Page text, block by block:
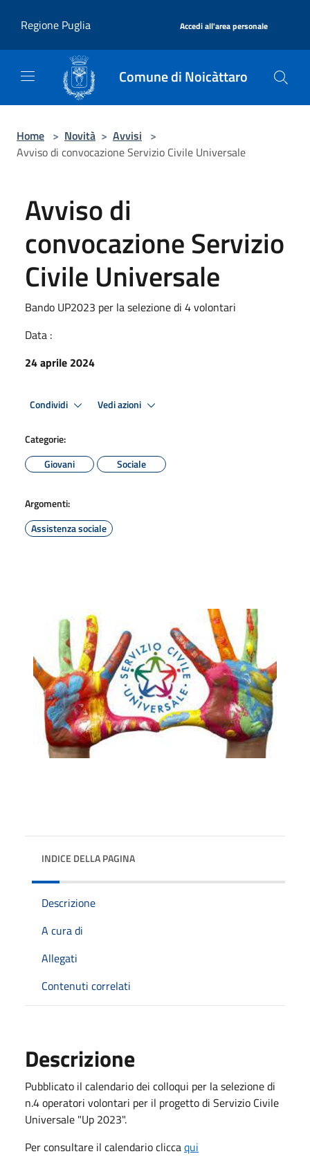
Regione Puglia
Accedi all'area personale
Comune di Noicàttaro
Home > Novità > Avvisi >
Avviso di convocazione Servizio Civile Universale
Avviso di
convocazione Servizio
Civile Universale
Bando UP2023 per la selezione di 4 volontari
Data :
24 aprile 2024
Condividi Vedi azioni
Categorie:
Giovani
Sociale
Argomenti:
Assistenza sociale
INDICE DELLA PAGINA
Descrizione
A cura di
Allegati
Contenuti correlati
Descrizione
Pubblicato il calendario dei colloqui per la selezione di
n.4 operatori volontari per il progetto di Servizio Civile
Universale "Up 2023".
Per consultare il calendario cliccaqui